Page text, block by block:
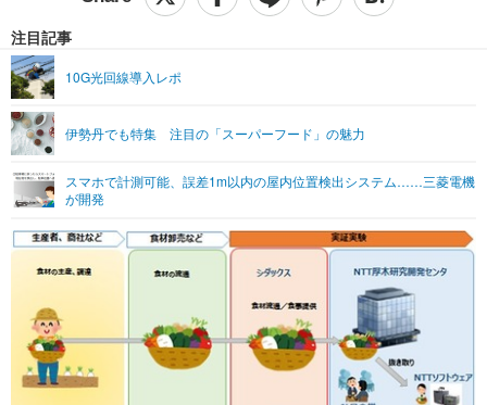
ショッピング その他
エンタメTOP 映画・ドラマ
グラビア ブログ
ショッピング その他
ライフTOP
リリース一覧
プッシュ通知の停止方法
注目記事
10G光回線導入レポ
伊勢丹でも特集 注目の「スーパーフード」の魅力
スマホで計測可能、誤差1m以内の屋内位置検出システム……三菱電機
が開発